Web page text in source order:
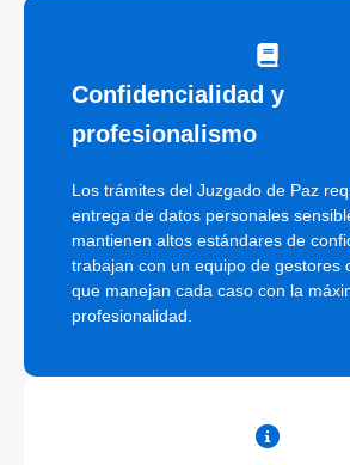
Confidencialidad y
profesionalismo
Los trámites del Juzgado de Paz
entrega de datos personales
mantienen altos estándares de
trabajan con un equipo de gestores
que manejan cada caso con la
profesionalidad.